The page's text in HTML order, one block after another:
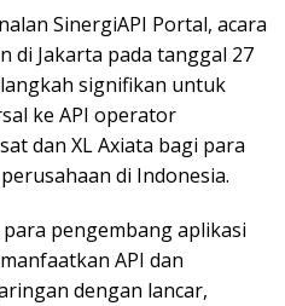
SinergiAPI Portal, acara
di Jakarta pada tanggal 27
signifikan untuk
ke API operator
dan XL Axiata bagi para
di Indonesia.
pengembang aplikasi
API dan
dengan lancar,